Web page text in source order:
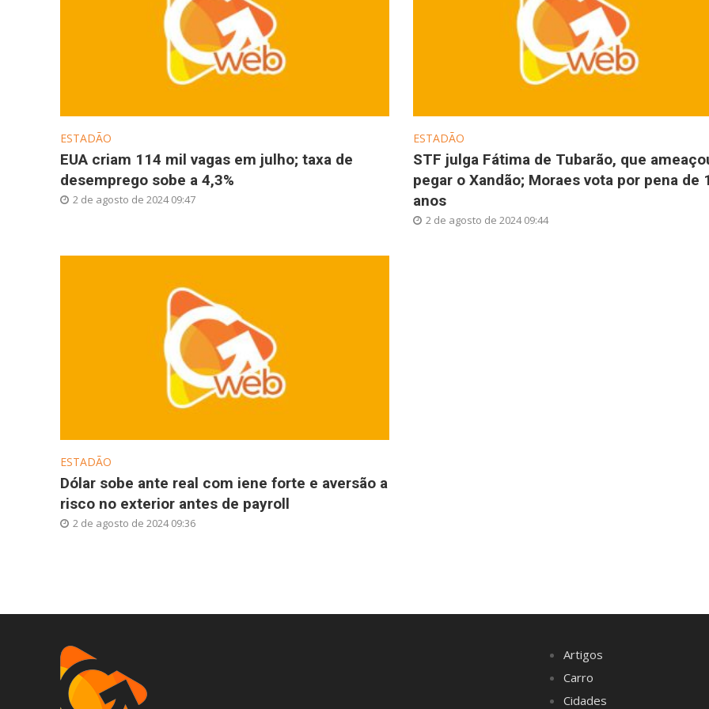
ESTADÃO
EUA criam 114 mil vagas em julho; taxa de
desemprego sobe a 4,3%
2 de agosto de 2024 09:47
ESTADÃO
STF julga Fátima de Tubarão, que
pegar o Xandão; Moraes vota por pena de
anos
2 de agosto de 2024 09:44
ESTADÃO
Dólar sobe ante real com iene forte e aversão a
risco no exterior antes de payroll
2 de agosto de 2024 09:36
Artigos
Carro
Cidades